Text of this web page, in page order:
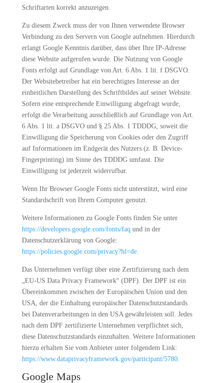
Schriftarten korrekt anzuzeigen.
Zu diesem Zweck muss der von Ihnen verwendete Browser
Verbindung zu den Servern von Google aufnehmen. Hierdurch
erlangt Google Kenntnis darüber, dass über Ihre IP-Adresse
diese Website aufgerufen wurde. Die Nutzung von Google
Fonts erfolgt auf Grundlage von Art. 6 Abs. 1 lit. f DSGVO.
Der Websitebetreiber hat ein berechtigtes Interesse an der
einheitlichen Darstellung des Schriftbildes auf seiner Website.
Sofern eine entsprechende Einwilligung abgefragt wurde,
erfolgt die Verarbeitung ausschließlich auf Grundlage von Art.
6 Abs. 1 lit. a DSGVO und § 25 Abs. 1 TDDDG, soweit die
Einwilligung die Speicherung von Cookies oder den Zugriff
auf Informationen im Endgerät des Nutzers (z. B. Device-
Fingerprinting) im Sinne des TDDDG umfasst. Die
Einwilligung ist jederzeit widerrufbar.
Wenn Ihr Browser Google Fonts nicht unterstützt, wird eine
Standardschrift von Ihrem Computer genutzt.
Weitere Informationen zu Google Fonts finden Sie unter
https://developers.google.com/fonts/faq und in der
Datenschutzerklärung von Google:
https://policies.google.com/privacy?hl=de.
Das Unternehmen verfügt über eine Zertifizierung nach dem
„EU-US Data Privacy Framework“ (DPF). Der DPF ist ein
Übereinkommen zwischen der Europäischen Union und den
USA, der die Einhaltung europäischer Datenschutzstandards
bei Datenverarbeitungen in den USA gewährleisten soll. Jedes
nach dem DPF zertifizierte Unternehmen verpflichtet sich,
diese Datenschutzstandards einzuhalten. Weitere Informationen
hierzu erhalten Sie vom Anbieter unter folgendem Link:
https://www.dataprivacyframework.gov/participant/5780.
Google Maps